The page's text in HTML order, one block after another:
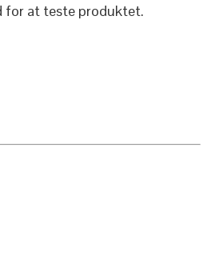
for at teste produktet.